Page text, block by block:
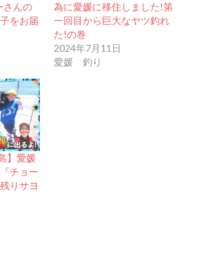
さんの
をお届
為に愛媛に移住しました!第
一回目から巨大なヤツ釣れ
た!の巻
2024年7月11日
愛媛 釣り
】愛媛
チョー
りサヨ